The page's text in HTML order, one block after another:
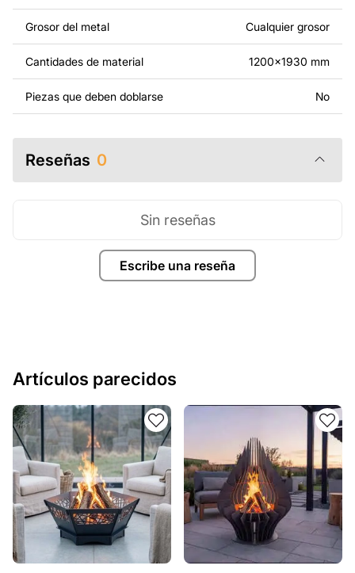
un producto de metal, ponte en contacto con nosotros.
Si tienes alguna pregunta o necesitas ayuda, ponte en
siempre listos para ayudarte.
Grosor del metal Cualquier grosor
Cantidades de material 1200x1930 mm
Piezas que deben doblarse No
Reseñas 0
Escribe una reseña
Sin reseñas
Artículos parecidos